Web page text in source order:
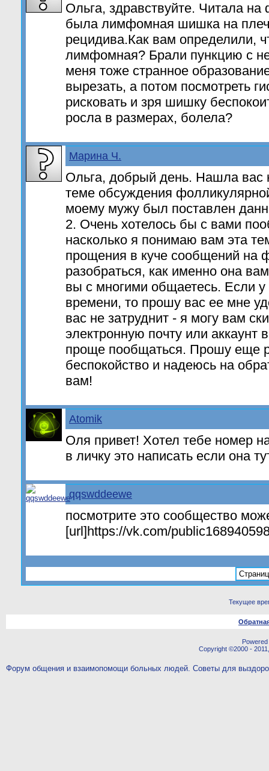
Ольга, здравствуйте. Читала на
была лимфомная шишка на
рецидива.Как вам определили,
лимфомная? Брали пункцию с
меня тоже странное
вырезать, а потом посмотреть
рисковать и зря шишку
росла в размерах, болела?
Марина Ч.
Ольга, добрый день. Нашла
теме обсуждения
моему мужу был поставлен
2. Очень хотелось бы с вами
насколько я понимаю вам эта
прощения в куче сообщений на
разобраться, как именно она
вы с многими общаетесь. Если у
времени, то прошу вас ее мне
вас не затруднит - я могу вам
электронную почту или аккаунт
проще пообщаться. Прошу еще
беспокойство и надеюсь на
вам!
Atomik
Оля привет! Хотел тебе номер
в личку это написать если она
qqswddeewe
посмотрите это сообщество
[url]https://vk.com/
Текущее
Copyright ©2000 -
Форум общения и взаимопомощи больных людей. Советы для